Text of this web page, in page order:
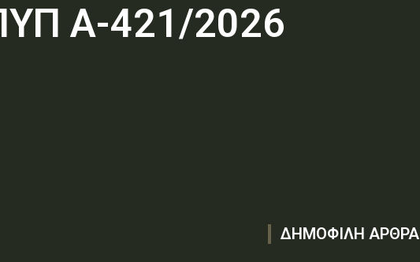
Α-421/2026
ΔΗΜΟΦΙΛΗ ΑΡΘΡΑ